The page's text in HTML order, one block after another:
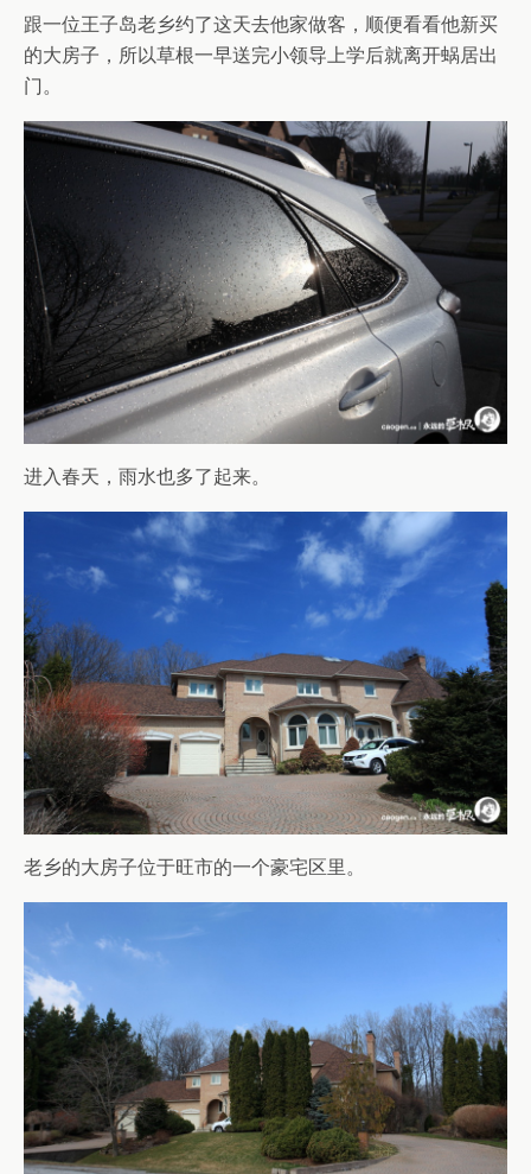
跟一位王子岛老乡约了这天去他家做客，顺便看看他新买
的大房子，所以草根一早送完小领导上学后就离开蜗居出
门。
进入春天，雨水也多了起来。
老乡的大房子位于旺市的一个豪宅区里。